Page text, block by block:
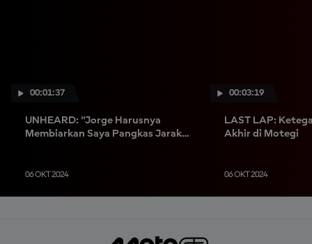
00:01:37
UNHEARD: "Jorge Harusnya
Membiarkan Saya Pangkas Jarak
06 OKT 2024
00:03:19
LAST LAP:
Akhir di Motegi
06 OKT 2024